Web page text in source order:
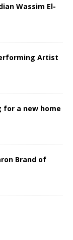
Wassim El-
Artist
for a new home
Brand of